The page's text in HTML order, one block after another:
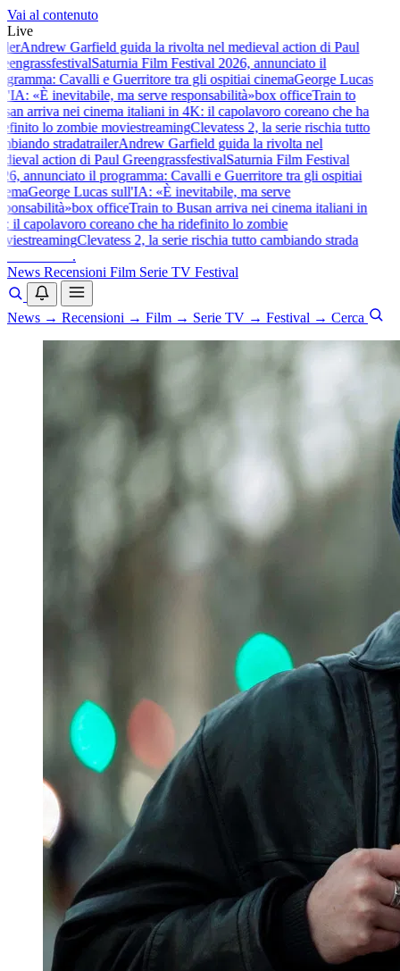
Vai al contenuto
Live
Andrew Garfield guida la rivolta nel medieval action di Paul
festivalSaturnia Film Festival 2026, annunciato il
Cavalli e Guerritore tra gli ospitiai cinemaGeorge Lucas
«È inevitabile, ma serve responsabilità»box officeTrain to
arriva nei cinema italiani in 4K: il capolavoro coreano che ha
lo zombie moviestreamingClevatess 2, la serie rischia tutto
stradatrailerAndrew Garfield guida la rivolta nel
action di Paul GreengrassfestivalSaturnia Film Festival
annunciato il programma: Cavalli e Guerritore tra gli ospitiai
George Lucas sull'IA: «È inevitabile, ma serve
box officeTrain to Busan arriva nei cinema italiani in
il capolavoro coreano che ha ridefinito lo zombie
streamingClevatess 2, la serie rischia tutto cambiando strada
.
News Recensioni Film Serie TV Festival
News → Recensioni → Film → Serie TV → Festival → Cerca